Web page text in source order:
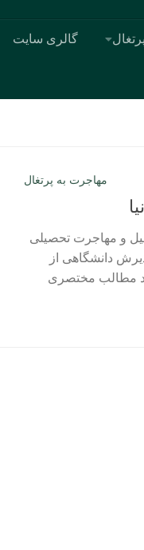
گالری سایت
مهاجرت به پرتغال
و مهاجرت تحصیلی
دانشگاهی از
مطالب مختصری